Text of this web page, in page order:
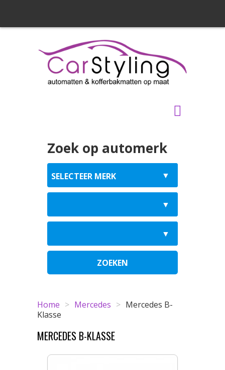
Zoek op automerk
ZOEKEN
Home > Mercedes > Mercedes B-
Klasse
MERCEDES B-KLASSE